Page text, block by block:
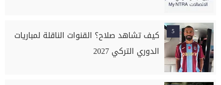
5
كيف تشاهد صلاح؟ القنوات الناقلة لمباريات
الدوري التركي 2027